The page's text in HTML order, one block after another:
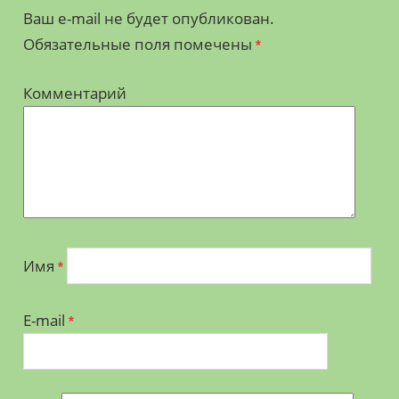
Ваш e-mail не будет опубликован.
Обязательные поля помечены *
Комментарий
Имя *
E-mail *